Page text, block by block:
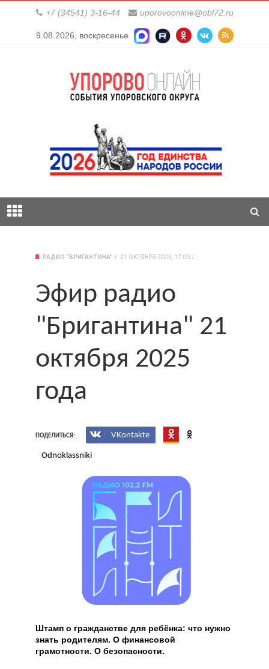
+7 (34541) 3-16-44 uporovoonline@obl72.ru
9.08.2026, воскресенье
РАДИО “БРИГАНТИНА” 21 ОКТЯБРЯ 2025, 17:00
Эфир радио
"Бригантина" 21
октября 2025
года
ПОДЕЛИТЬСЯ: VKontakte
Odnoklassniki
Штамп о гражданстве для ребёнка: что нужно
знать родителям. О финансовой
грамотности. О безопасности.